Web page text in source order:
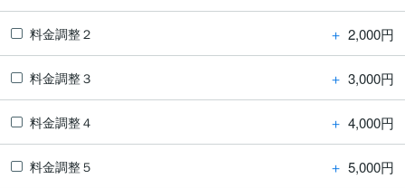
料金調整２ ＋ 2,000円
料金調整３ ＋ 3,000円
料金調整４ ＋ 4,000円
料金調整５ ＋ 5,000円